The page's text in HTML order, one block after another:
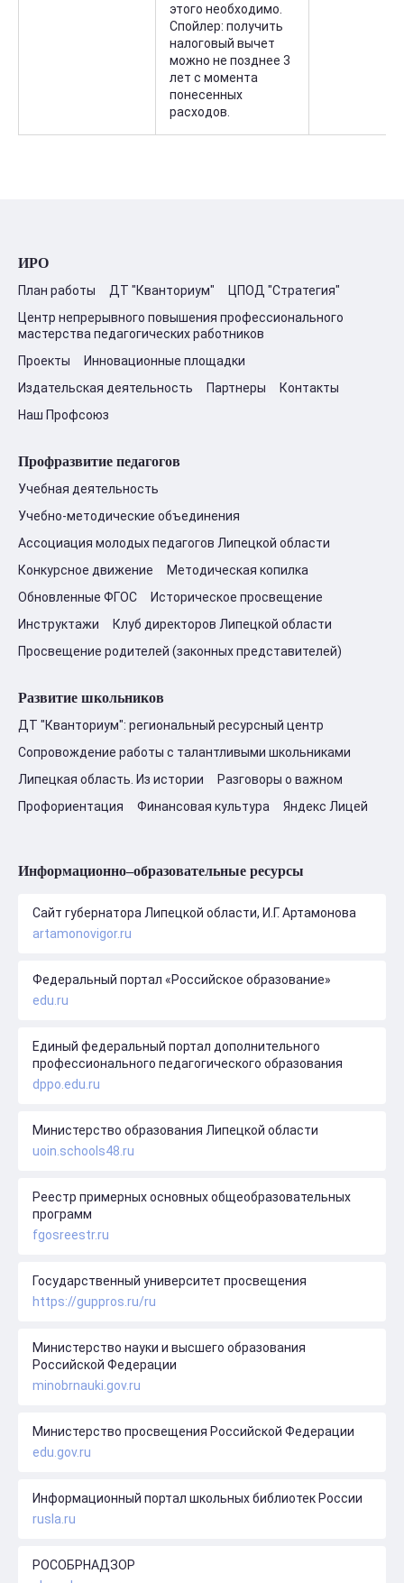
этого необходимо.
Спойлер: получить
налоговый вычет
можно не позднее 3
лет с момента
понесенных
расходов.
ИРО
План работы ДТ "Кванториум"
ЦПОД "Стратегия"
Центр непрерывного повышения профессионального
мастерства педагогических работников
Проекты
Инновационные площадки
Издательская деятельность
Партнеры
Контакты
Наш Профсоюз
Профразвитие педагогов
Учебная деятельность
Учебно-методические объединения
Ассоциация молодых педагогов Липецкой области
Конкурсное движение
Методическая копилка
Обновленные ФГОС
Историческое просвещение
Инструктажи
Клуб директоров Липецкой области
Просвещение родителей (законных представителей)
Развитие школьников
ДТ "Кванториум": региональный ресурсный центр
Сопровождение работы с талантливыми школьниками
Липецкая область. Из истории
Разговоры о важном
Профориентация
Финансовая культура Яндекс Лицей
Информационно–образовательные ресурсы
Сайт губернатора Липецкой области, И.Г. Артамонова
artamonovigor.ru
Федеральный портал «Российское образование»
edu.ru
Единый федеральный портал дополнительного
профессионального педагогического образования
dppo.edu.ru
Министерство образования Липецкой области
uoin.schools48.ru
Реестр примерных основных общеобразовательных
программ
fgosreestr.ru
Государственный университет просвещения
https://guppros.ru/ru
Министерство науки и высшего образования
Российской Федерации
minobrnauki.gov.ru
Министерство просвещения Российской Федерации
edu.gov.ru
Информационный портал школьных библиотек России
rusla.ru
РОСОБРНАДЗОР